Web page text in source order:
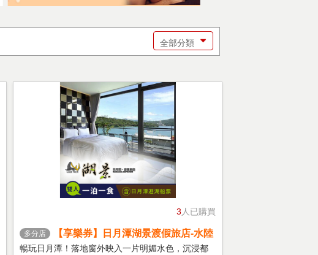
3 人已購買
多分店
【享樂券】日月潭湖景渡假旅店-水陸
空暢遊(C)雙人住宿+船票專案
暢玩日月潭！落地窗外映入一片明媚水色，沉浸都